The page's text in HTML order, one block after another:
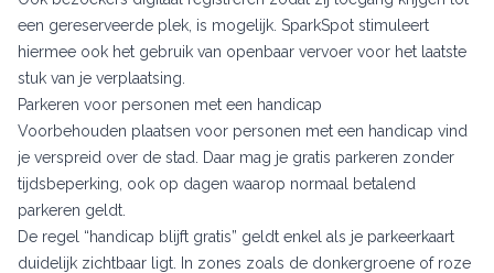
een gereserveerde plek, is mogelijk. SparkSpot stimuleert
hiermee ook het gebruik van openbaar vervoer voor het laatste
stuk van je verplaatsing.
Parkeren voor personen met een handicap
Voorbehouden plaatsen voor personen met een handicap vind
je verspreid over de stad. Daar mag je gratis parkeren zonder
tijdsbeperking, ook op dagen waarop normaal betalend
parkeren geldt.
De regel “handicap blijft gratis” geldt enkel als je parkeerkaart
duidelijk zichtbaar ligt. In zones zoals de donkergroene of roze